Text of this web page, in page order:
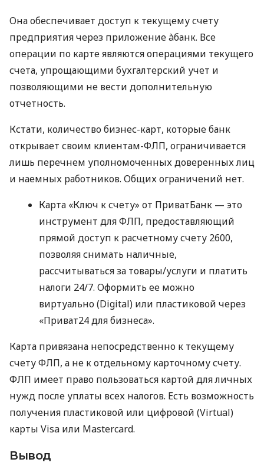
Она обеспечивает доступ к текущему счету
предприятия через приложение àбанк. Все
операции по карте являются операциями текущего
счета, упрощающими бухгалтерский учет и
позволяющими не вести дополнительную
отчетность.
Кстати, количество бизнес-карт, которые банк
открывает своим клиентам-ФЛП, ограничивается
лишь перечнем уполномоченных доверенных лиц
и наемных работников. Общих ограничений нет.
Карта «Ключ к счету» от ПриватБанк — это
инструмент для ФЛП, предоставляющий
прямой доступ к расчетному счету 2600,
позволяя снимать наличные,
рассчитываться за товары/услуги и платить
налоги 24/7. Оформить ее можно
виртуально (Digital) или пластиковой через
«Приват24 для бизнеса».
Карта привязана непосредственно к текущему
счету ФЛП, а не к отдельному карточному счету.
ФЛП имеет право пользоваться картой для личных
нужд после уплаты всех налогов. Есть возможность
получения пластиковой или цифровой (Virtual)
карты Visa или Mastercard.
Вывод